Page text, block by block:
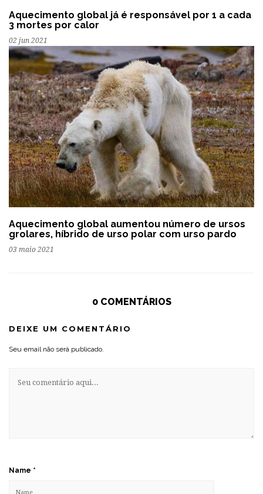
Aquecimento global já é responsável por 1 a cada
3 mortes por calor
02 jun 2021
Aquecimento global aumentou número de ursos
grolares, híbrido de urso polar com urso pardo
03 maio 2021
0 COMENTÁRIOS
DEIXE UM COMENTÁRIO
Seu email não será publicado.
Name *